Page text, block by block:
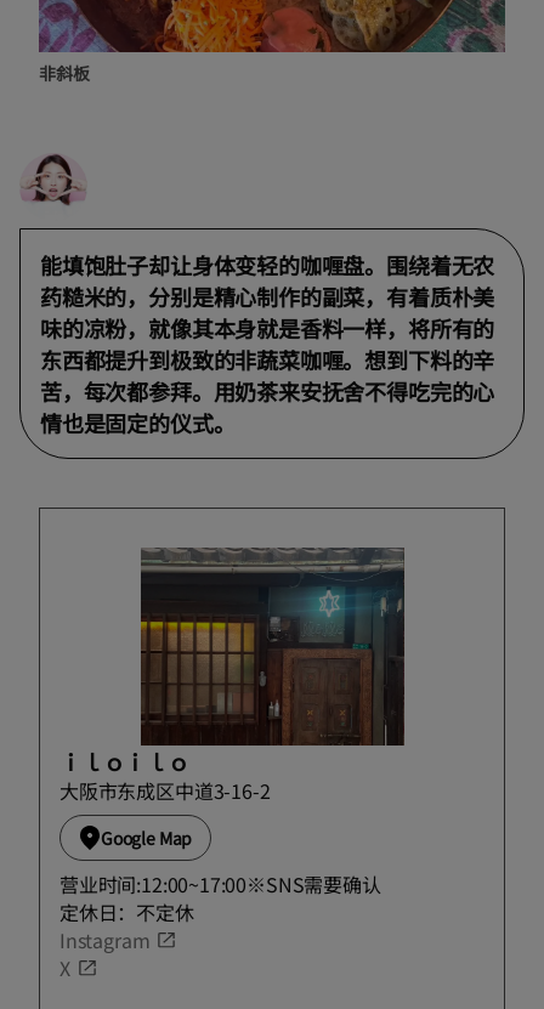
非斜板
能填饱肚子却让身体变轻的咖喱盘。围绕着无农
药糙米的，分别是精心制作的副菜，有着质朴美
味的凉粉，就像其本身就是香料一样，将所有的
东西都提升到极致的非蔬菜咖喱。想到下料的辛
苦，每次都参拜。用奶茶来安抚舍不得吃完的心
情也是固定的仪式。
ｉｌｏｉｌｏ
大阪市东成区中道3-16-2
Google Map
营业时间:12:00~17:00※SNS需要确认
定休日：不定休
Instagram
X